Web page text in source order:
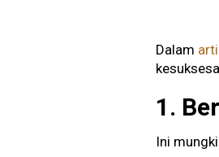
Dalam
1.
Ini